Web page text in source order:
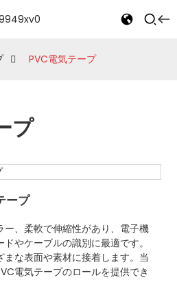
PVC電気テープ
プ
ープ
ー、柔軟で伸縮性があり、電子機
やケーブルの識別に最適です。
な表面や素材に接着します。当
電気テープのロールを提供でき